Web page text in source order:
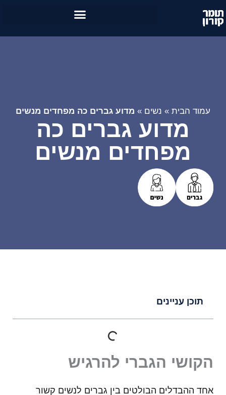
עמוד הבית » נשים » מדוע גברים כה מפחדים מנשים
מדוע גברים כה
מפחדים מנשים
תוכן עניינים
הקושי הגברי להרגיש
אחד ההבדלים הבולטים בין גברים לנשים קשור